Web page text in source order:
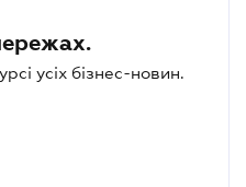
усіх бізнес-новин.